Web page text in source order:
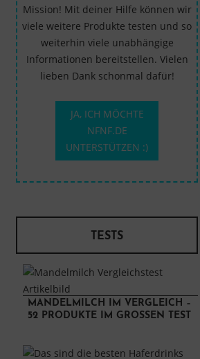
Mission! Mit deiner Hilfe können wir
viele weitere Produkte testen und so
weiterhin viele unabhängige
Informationen bereitstellen. Vielen
lieben Dank schonmal dafür!
JA, ICH MÖCHTE
NFNF.DE
UNTERSTÜTZEN :)
TESTS
MANDELMILCH IM VERGLEICH –
52 PRODUKTE IM GROSSEN TEST